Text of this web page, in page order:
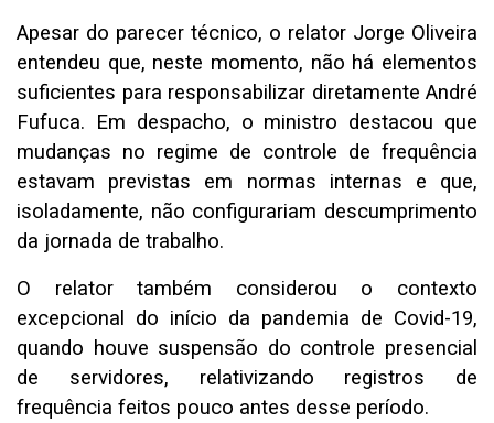
Apesar do parecer técnico, o relator Jorge Oliveira
entendeu que, neste momento, não há elementos
suficientes para responsabilizar diretamente André
Fufuca. Em despacho, o ministro destacou que
mudanças no regime de controle de frequência
estavam previstas em normas internas e que,
isoladamente, não configurariam descumprimento
da jornada de trabalho.
O relator também considerou o contexto
excepcional do início da pandemia de Covid-19,
quando houve suspensão do controle presencial
de servidores, relativizando registros de
frequência feitos pouco antes desse período.